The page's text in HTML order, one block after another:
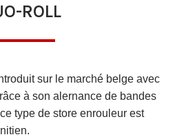
ROLL
sur le marché belge avec
à son alernance de bandes
type de store enrouleur est